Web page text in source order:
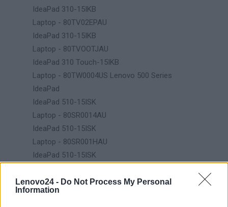
Lenovo24 - Do Not Process My Personal
Information
IdeaPad 310-15IKB
Laptop - 80TV02EPAU
IdeaPad 310-15IKB
Laptop - 80TVOOTJAU
IdeaPad 310 Touch-15IKB
Laptop - 80TW0004US Lenovo 500 Series
IdeaPad
IdeaPad 510-15ISK
Laptop - 80SR0014AU
IdeaPad 510-15ISK
Laptop - 80SR001HAU
IdeaPad 510-15ISK
IdeaPad 510-15ISK
Laptop - 80SR005YAU